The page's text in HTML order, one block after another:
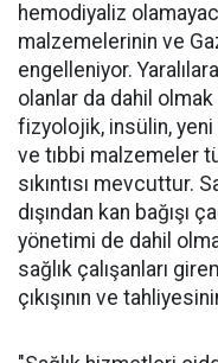
hemodiyaliz
malzemelerinin ve
engelleniyor.
olanlar da dahil
fizyolojik, insülin,
ve tıbbi malzemeler
sıkıntısı mevcuttur.
dışından kan bağışı
yönetimi de dahil
sağlık çalışanları
çıkışının ve